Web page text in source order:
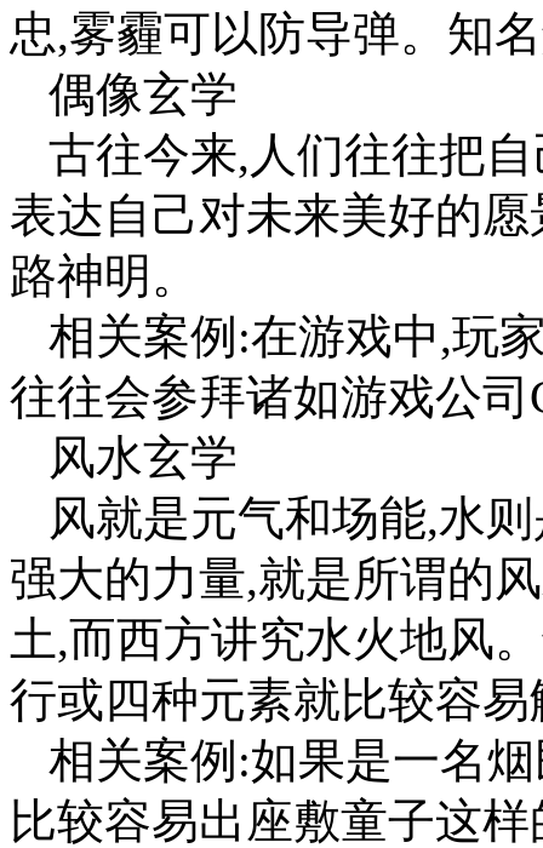
忠,雾霾可以防导弹。知
偶像玄学
古往今来,人们往往把
表达自己对未来美好的
路神明。
相关案例:在游戏中,玩
往往会参拜诸如游戏公
风水玄学
风就是元气和场能,水
强大的力量,就是所谓的
土,而西方讲究水火地风
行或四种元素就比较容
相关案例:如果是一名
比较容易出座敷童子这